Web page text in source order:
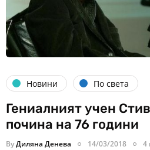
Новини По света
Гениалният учен
почина на 76 години
ByДиляна Денева 14/03/2018 4